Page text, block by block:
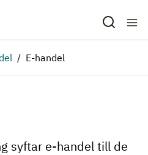
E-handel
syftar e-handel till de